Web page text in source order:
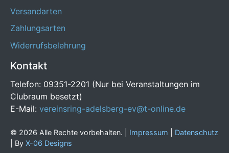
Versandarten
Zahlungsarten
Widerrufsbelehrung
Kontakt
Telefon: 09351-2201 (Nur bei Veranstaltungen im
Clubraum besetzt)
E-Mail: vereinsring-adelsberg-ev@t-online.de
© 2026 Alle Rechte vorbehalten. | Impressum
Datenschutz
| By X-06 Designs